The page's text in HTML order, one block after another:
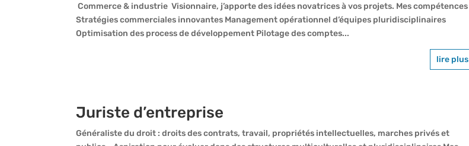
Commerce & industrie Visionnaire, j’apporte des idées novatrices à vos projets. Mes compétences
Stratégies commerciales innovantes Management opérationnel d’équipes pluridisciplinaires
Optimisation des process de développement Pilotage des comptes...
lire plus
Juriste d’entreprise
Généraliste du droit : droits des contrats, travail, propriétés intellectuelles, marches privés et